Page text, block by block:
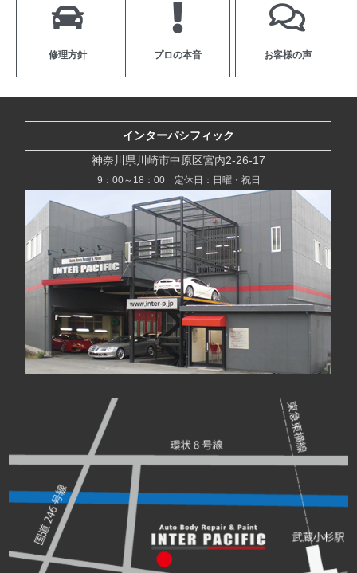
修理方針 プロの本音 お客様の声
インターパシフィック
神奈川県川崎市中原区宮内2-26-17
9：00～18：00 定休日：日曜・祝日